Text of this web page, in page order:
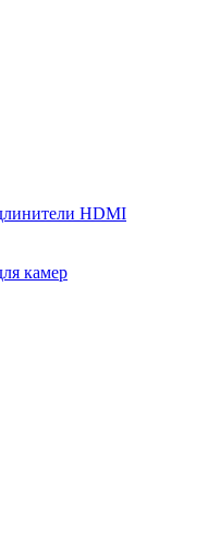
HDMI
камер